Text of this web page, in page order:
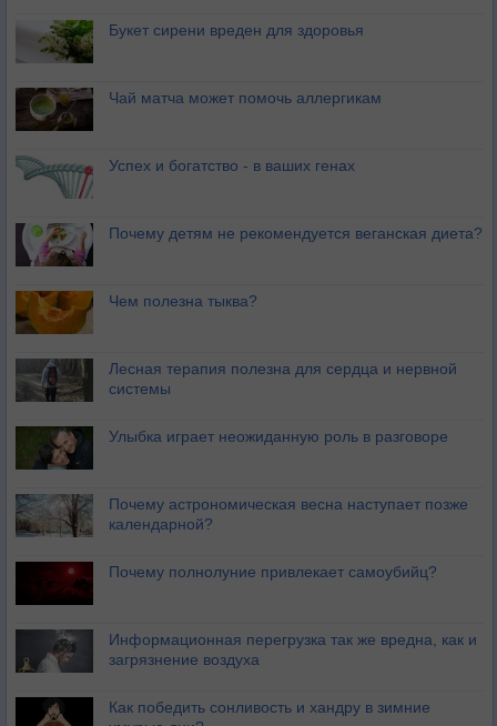
Букет сирени вреден для здоровья
Чай матча может помочь аллергикам
Успех и богатство - в ваших генах
Почему детям не рекомендуется веганская диета?
Чем полезна тыква?
Лесная терапия полезна для сердца и нервной
системы
Улыбка играет неожиданную роль в разговоре
Почему астрономическая весна наступает позже
календарной?
Почему полнолуние привлекает самоубийц?
Информационная перегрузка так же вредна, как и
загрязнение воздуха
Как победить сонливость и хандру в зимние